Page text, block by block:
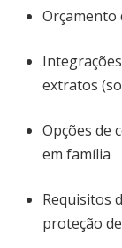
Orçamento
extratos
Opções de
em família
Requisitos
proteção